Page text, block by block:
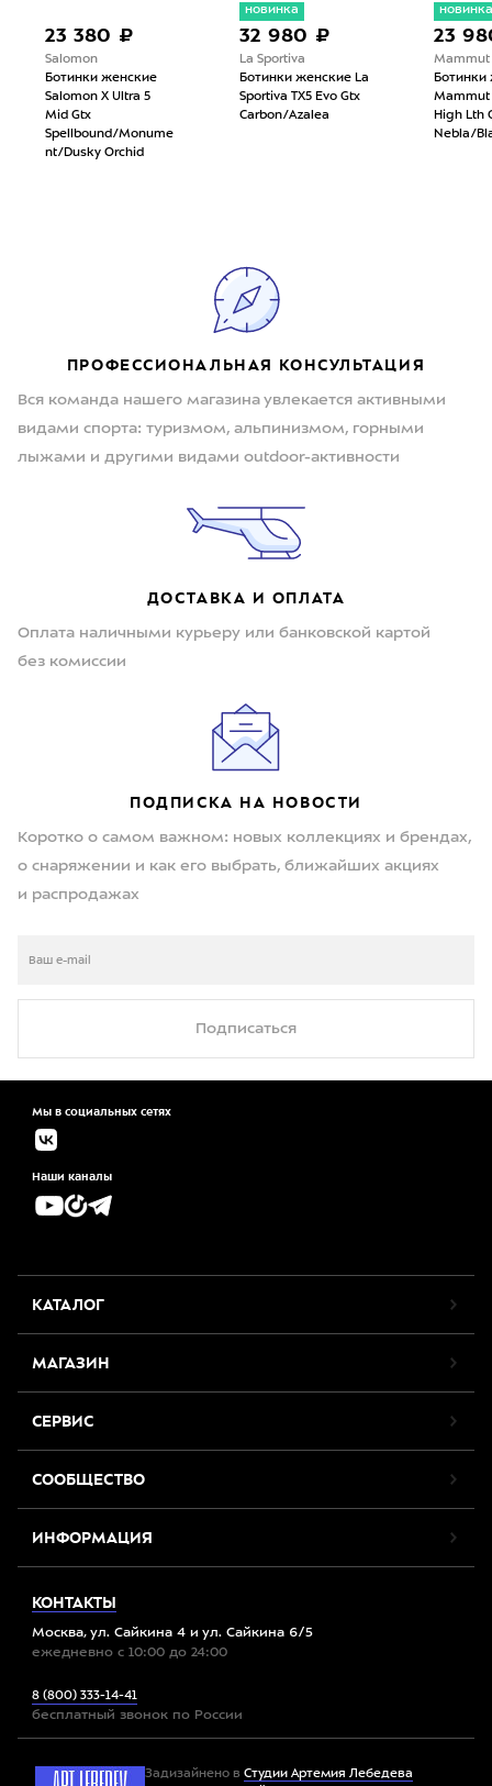
23 380 ₽
Salomon
Ботинки женские
Salomon X Ultra 5
Mid Gtx
Spellbound/Monume
nt/Dusky Orchid
новинка
32 980 ₽
La Sportiva
Ботинки женские La
Sportiva TX5 Evo Gtx
Carbon/Azalea
новинка
23
Mammut
Ботинки
Mammut
High Lth
Nebla/
ПРОФЕССИОНАЛЬНАЯ КОНСУЛЬТАЦИЯ
Вся команда нашего магазина увлекается активными
видами спорта: туризмом, альпинизмом, горными
лыжами и другими видами outdoor-активности
ДОСТАВКА И ОПЛАТА
Оплата наличными курьеру или банковской картой
без комиссии
ПОДПИСКА НА НОВОСТИ
Коротко о самом важном: новых коллекциях и брендах,
о снаряжении и как его выбрать, ближайших акциях
и распродажах
Подписаться
Мы в социальных сетях
Наши каналы
КАТАЛОГ
МАГАЗИН
СЕРВИС
СООБЩЕСТВО
ИНФОРМАЦИЯ
КОНТАКТЫ
Москва, ул. Сайкина 4 и ул. Сайкина 6/5
ежедневно с 10:00 до 24:00
8 (800) 333-14-41
бесплатный звонок по России
Задизайнено в Студии Артемия Лебедева